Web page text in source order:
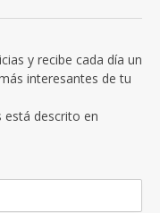
y recibe cada día un
interesantes de tu
está descrito en